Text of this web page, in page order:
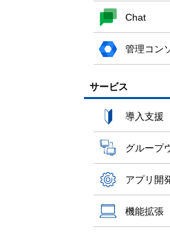
Chat
管理コン
サービス
導入支援
グループ
アプリ開
機能拡張